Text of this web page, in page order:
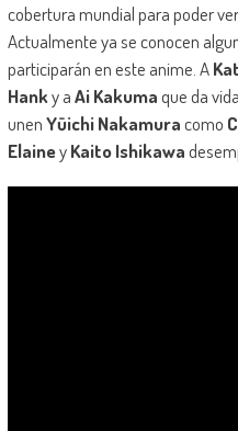
cobertura mundial para poder
Actualmente ya se conocen
participarán en este anime. A
Hanky aAi Kakumaque da
unenYūichi Nakamuracomo
ElaineyKaito Ishikawa